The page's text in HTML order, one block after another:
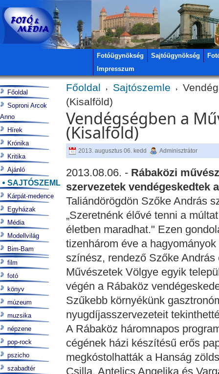
Fotóügynökség Sajtóügynökség
Impresszum
Főoldal Sajtószemle
(Kisalföld)
Vendégségben a
(Kisalföld)
2013. augusztus 06. kedd Adminisztrátor
2013.08.06. - Rábaközi
szervezetek vendégeskedtek
Taliándörögdön Szőke András
„Szeretnénk élővé tenni a
életben maradhat." Ezen
tizenhárom éve a
színész, rendező Szőke
Művészetek Völgye egyik
végén a Rábaköz
Szűkebb környékünk
nyugdíjasszervezeteit
A Rábaköz háromnapos
cégének házi készítésű erős
megkóstolhatták a Hanság
Csilla, Antelics Angelika és
Főoldal
Soproni Arcok
Anno
Hírek
Krónika
Kritika
Ajánló
SAJTÓSZEMLE
Kárpát-medence
Egyházak
Média
Modellvilág
Bim-Bam
film
fotó
könyv
múzeum
muzsika
népzene
pop-rock
pszicho
szabadtér